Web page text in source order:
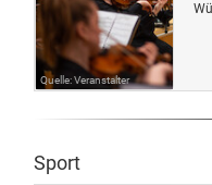
Quelle: Veranstalter
Sport